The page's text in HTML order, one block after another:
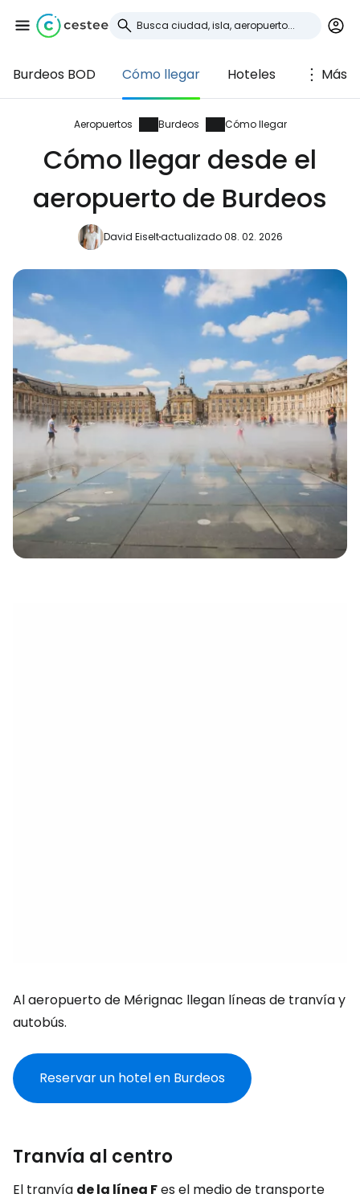
Burdeos BOD Cómo llegar Hoteles Más
Aeropuertos Burdeos Cómo llegar
Cómo llegar desde el
aeropuerto de Burdeos
David Eiseltactualizado 08. 02. 2026
Al aeropuerto de Mérignac llegan líneas de tranvía y
autobús.
Reservar un hotel en Burdeos
Tranvía al centro
El tranvía de la línea Fes el medio de transporte
Iniciar sesión en
Cestee
... la comunidad mundial de viajeros
Continuar con Facebook
Continuar con Email